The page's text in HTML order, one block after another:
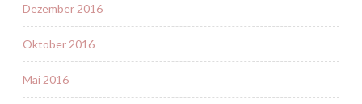
Dezember 2016
Oktober 2016
Mai 2016